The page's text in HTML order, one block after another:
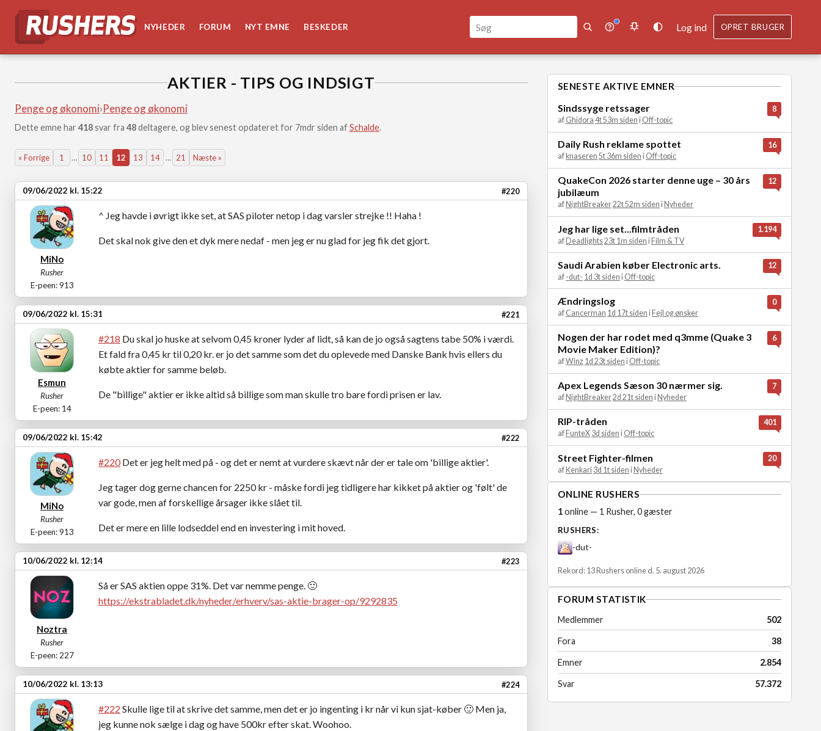
NYHEDER FORUM NYT EMNE BESKEDER Log ind OPRET BRUGER
AKTIER - TIPS OG INDSIGT
Penge og økonomi›Penge og økonomi
Dette emne har 418svar fra 48deltagere, og blev senest opdateret for 7mdr siden afSchalde.
« Forrige 1 … 10 11 12 13 14 … 21 Næste »
09/06/2022 kl. 15:22 #220
MiNo
Rusher
E-peen: 913
^ Jeg havde i øvrigt ikke set, at SAS piloter netop i dag varsler strejke !! Haha !
Det skal nok give den et dyk mere nedaf - men jeg er nu glad for jeg fik det gjort.
09/06/2022 kl. 15:31 #221
Esmun
Rusher
E-peen: 14
#218 Du skal jo huske at selvom 0,45 kroner lyder af lidt, så kan de jo også sagtens tabe 50% i værdi.
Et fald fra 0,45 kr til 0,20 kr. er jo det samme som det du oplevede med Danske Bank hvis ellers du
købte aktier for samme beløb.
De "billige" aktier er ikke altid så billige som man skulle tro bare fordi prisen er lav.
09/06/2022 kl. 15:42 #222
MiNo
Rusher
E-peen: 913
#220Det er jeg helt med på - og det er nemt at vurdere skævt når der er tale om 'billige aktier'.
Jeg tager dog gerne chancen for 2250 kr - måske fordi jeg tidligere har kikket på aktier og 'følt' de
var gode, men af forskellige årsager ikke slået til.
Det er mere en lille lodseddel end en investering i mit hoved.
10/06/2022 kl. 12:14 #223
Noztra
Rusher
E-peen: 227
Så er SAS aktien oppe 31%. Det var nemme penge. 🙂
https://ekstrabladet.dk/nyheder/erhverv/sas-aktie-brager-op/9292835
10/06/2022 kl. 13:13 #224
#222 Skulle lige til at skrive det samme, men det er jo ingenting i kr når vi kun sjat-køber 🙂 Men ja,
jeg kunne nok sælge i dag og have 500kr efter skat. Woohoo.
SENESTE AKTIVE EMNER
Sindssyge retssager
af Ghidora 4t 53m siden i Off-topic
8
Daily Rush reklame spottet
af knaseren 5t 36m siden i Off-topic
16
QuakeCon 2026 starter denne uge – 30 års
jubilæum
af NightBreaker22t 52m siden i Nyheder
12
Jeg har lige set...filmtråden
afDeadlights23t 1m siden iFilm & TV
1.194
Saudi Arabien køber Electronic arts.
af -dut- 1d 3t siden i Off-topic
12
Ændringslog
af Cancerman 1d 17t siden i Fejl og ønsker
0
Nogen der har rodet med q3mme (Quake 3
Movie Maker Edition)?
afWinz 1d 23t siden i Off-topic
6
Apex Legends Sæson 30 nærmer sig.
af NightBreaker2d 21t siden i Nyheder
7
RIP-tråden
af FunteX 3d siden i Off-topic
401
Street Fighter-filmen
afKenkari 3d 1t siden iNyheder
20
ONLINE RUSHERS
1online — 1 Rusher, 0 gæster
RUSHERS:
-dut-
Rekord: 13 Rushers online d. 5. august 2026
FORUM STATISTIK
Medlemmer 502
Fora 38
Emner 2.854
Svar 57.372